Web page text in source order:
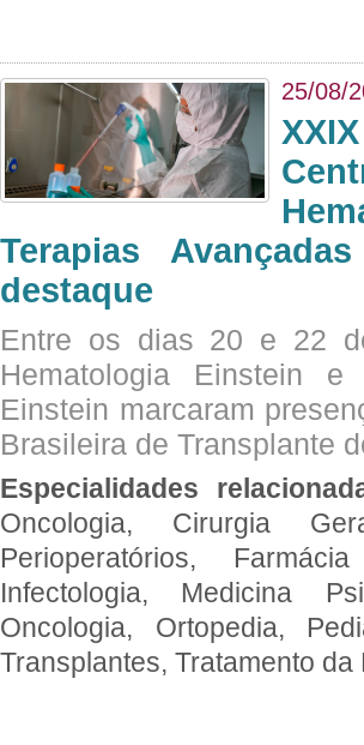
25/08/
Terapias
destaque
Entre os dias 20 e 22
Hematologia Einstein
Einstein marcaram
Brasileira de Transplante
Especialidades
Oncologia, Cirurgia
Perioperatórios,
Infectologia, Medicina
Oncologia, Ortopedia,
Transplantes, Tratamento